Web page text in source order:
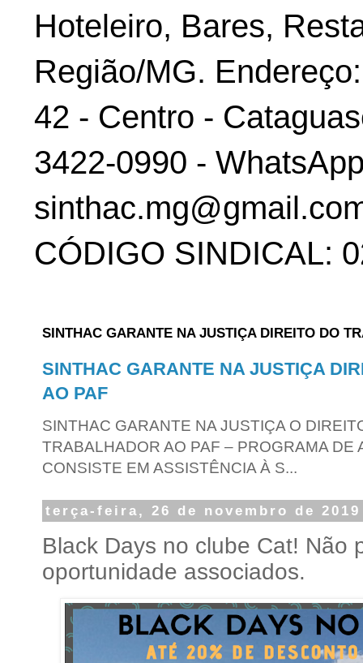
Hoteleiro, Bares,
Região/MG.
42 - Centro -
3422-0990 -
CÓDIGO SINDICAL:
SINTHAC GARANTE NA JUSTIÇA DIREITO DO
SINTHAC GARANTE NA JUSTIÇA
AO PAF
SINTHAC GARANTE NA JUSTIÇA O
TRABALHADOR AO PAF – PROGRAMA DE
CONSISTE EM ASSISTÊNCIA À S...
terça-feira, 26 de novembro de 2019
Black Days no clube Cat! Não
oportunidade associados.